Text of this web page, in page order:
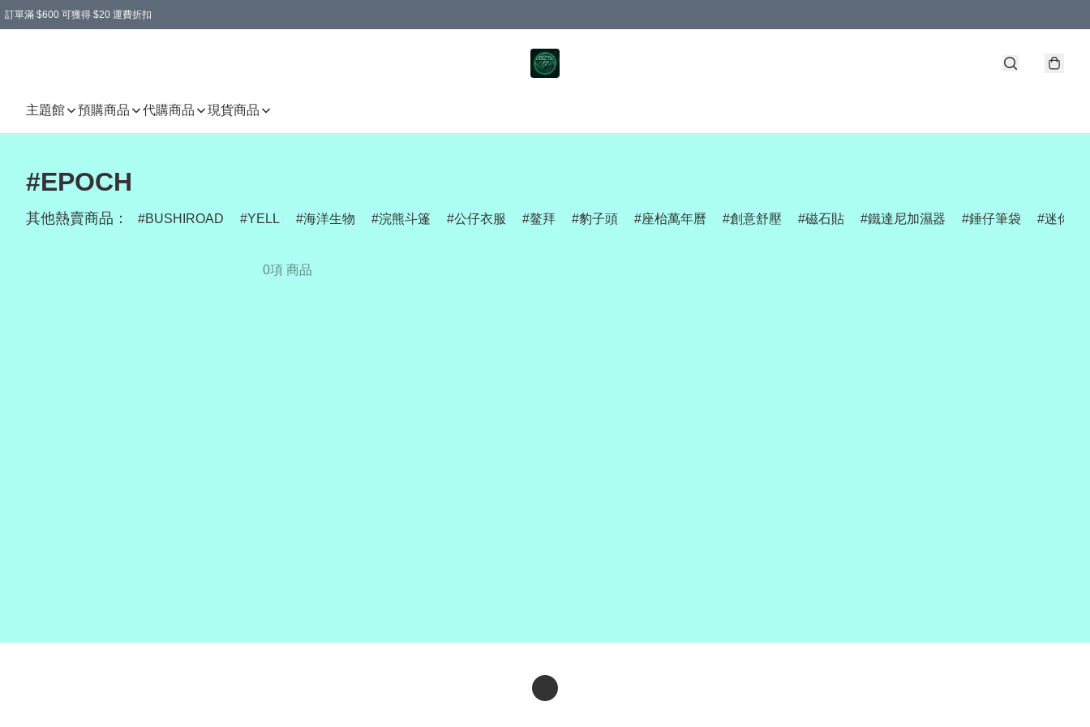
訂單滿 $600 可獲得 $20 運費折扣
主題館 預購商品 代購商品 現貨商品
#EPOCH
其他熱賣商品： BUSHIROAD YELL 海洋生物 浣熊斗篷 公仔衣服 鳌拜 豹子頭 座枱萬年曆 創意舒壓 磁石貼 鐵達尼加濕器 錘仔筆袋 迷你網
0項 商品